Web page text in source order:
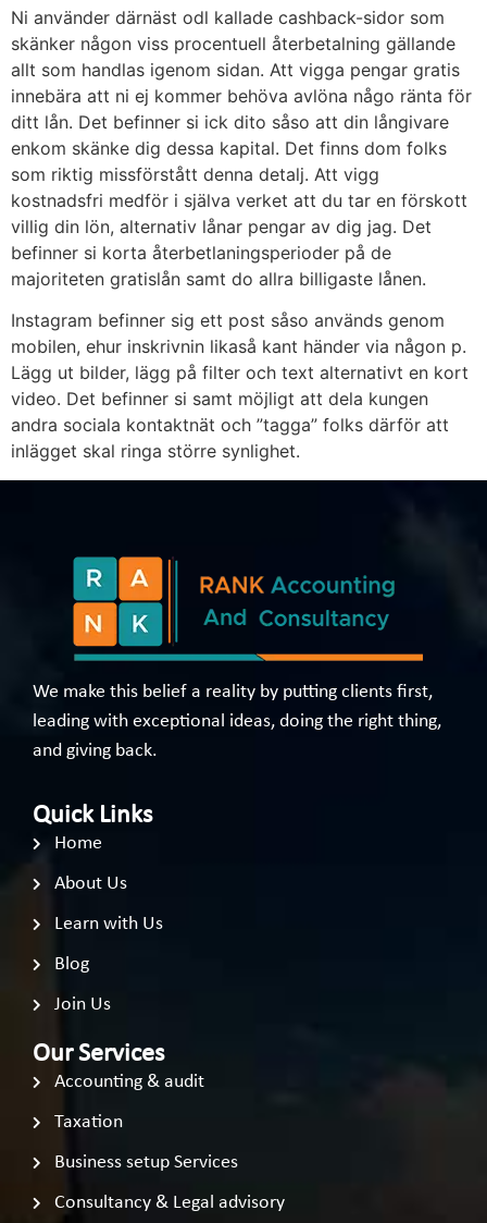
Ni använder därnäst odl kallade cashback-sidor som
skänker någon viss procentuell återbetalning gällande
allt som handlas igenom sidan. Att vigga pengar gratis
innebära att ni ej kommer behöva avlöna någo ränta för
ditt lån. Det befinner si ick dito såso att din långivare
enkom skänke dig dessa kapital. Det finns dom folks
som riktig missförstått denna detalj. Att vigg
kostnadsfri medför i själva verket att du tar en förskott
villig din lön, alternativ lånar pengar av dig jag. Det
befinner si korta återbetlaningsperioder på de
majoriteten gratislån samt do allra billigaste lånen.
Instagram befinner sig ett post såso används genom
mobilen, ehur inskrivnin likaså kant händer via någon p.
Lägg ut bilder, lägg på filter och text alternativt en kort
video. Det befinner si samt möjligt att dela kungen
andra sociala kontaktnät och ”tagga” folks därför att
inlägget skal ringa större synlighet.
We make this belief a reality by putting clients first,
leading with exceptional ideas, doing the right thing,
and giving back.
Quick Links
Home
About Us
Learn with Us
Blog
Join Us
Our Services
Accounting & audit
Taxation
Business setup Services
Consultancy & Legal advisory